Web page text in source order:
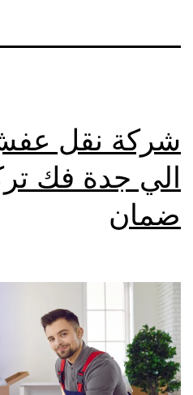
شركة نقل
الي جدة فك
ضمان